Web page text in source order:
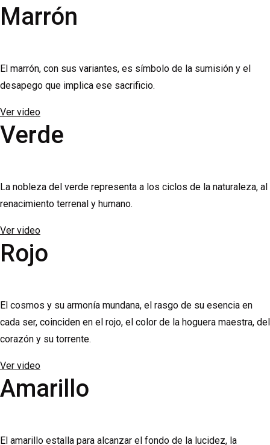
Marrón
El marrón, con sus variantes, es símbolo de la sumisión y el
desapego que implica ese sacrificio.
Ver video
Verde
La nobleza del verde representa a los ciclos de la naturaleza, al
renacimiento terrenal y humano.
Ver video
Rojo
El cosmos y su armonía mundana, el rasgo de su esencia en
cada ser, coinciden en el rojo, el color de la hoguera maestra, del
corazón y su torrente.
Ver video
Amarillo
El amarillo estalla para alcanzar el fondo de la lucidez, la